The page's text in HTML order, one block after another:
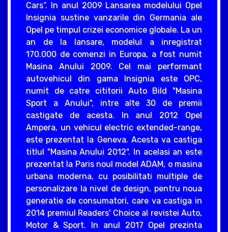
Cars”. In anul 2009 Lansarea modelului Opel
Insignia sustine vanzarile din Germania ale
Opel pe timpul crizei economice globale. La un
an de la lansare, modelul a inregistrat
170.000 de comenzi in Europa, a fost numit
Masina Anului 2009. Cel mai performant
autovehicul din gama Insignia este OPC,
numit de catre cititorii Auto Bild "Masina
Sport a Anului", intre alte 30 de premii
castigate de acesta. In anul 2012 Opel
Ampera, un vehicul electric extended-range,
este prezentat la Geneva. Acesta va castiga
titlul "Masina Anului 2012". In acelasi an este
prezentat la Paris noul model ADAM, o masina
urbana moderna, cu posibilitati multiple de
personalizare la nivel de design, pentru noua
generatie de consumatori, care va castiga in
2014 premiul Readers' Choice al revistei Auto,
Motor & Sport. In anul 2017 Opel prezinta